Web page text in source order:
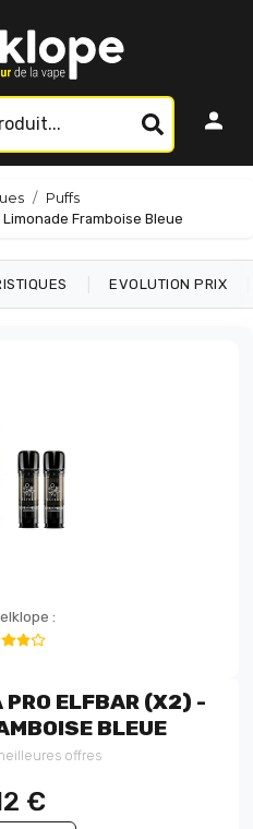
Puffs
Framboise Bleue
EVOLUTION PRIX
:
PRO ELFBAR (X2) -
BLEUE
offres
€